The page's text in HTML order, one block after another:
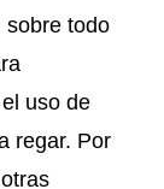
sobre todo
uso de
regar. Por